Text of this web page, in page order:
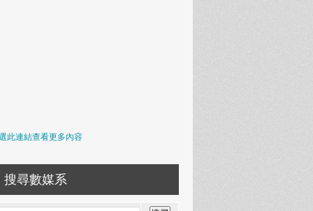
此連結查看更多內容
搜尋數媒系